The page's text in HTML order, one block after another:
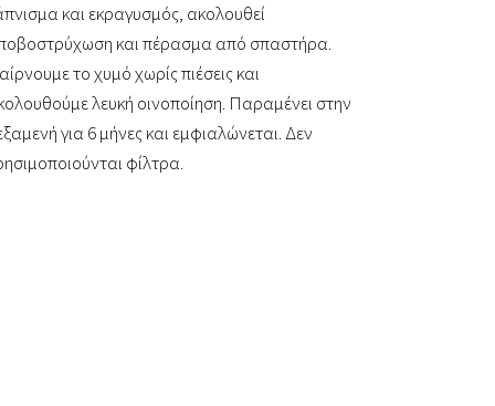
και εκραγυσμός, ακολουθεί
και πέρασμα από σπαστήρα.
το χυμό χωρίς πιέσεις και
λευκή οινοποίηση. Παραμένει στην
για 6 μήνες και εμφιαλώνεται. Δεν
φίλτρα.